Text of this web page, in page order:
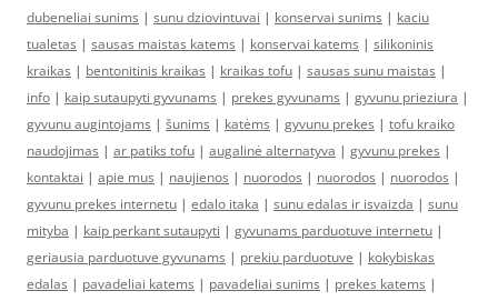
dubeneliai sunims | sunu dziovintuvai | konservai sunims | kaciu
tualetas | sausas maistas katems | konservai katems | silikoninis
kraikas | bentonitinis kraikas | kraikas tofu | sausas sunu maistas |
info | kaip sutaupyti gyvunams | prekes gyvunams | gyvunu prieziura |
gyvunu augintojams | šunims | katėms | gyvunu prekes | tofu kraiko
naudojimas | ar patiks tofu | augalinė alternatyva | gyvunu prekes |
kontaktai | apie mus | naujienos | nuorodos | nuorodos | nuorodos |
gyvunu prekes internetu | edalo itaka | sunu edalas ir isvaizda | sunu
mityba | kaip perkant sutaupyti | gyvunams parduotuve internetu |
geriausia parduotuve gyvunams | prekiu parduotuve | kokybiskas
edalas | pavadeliai katems | pavadeliai sunims | prekes katems |